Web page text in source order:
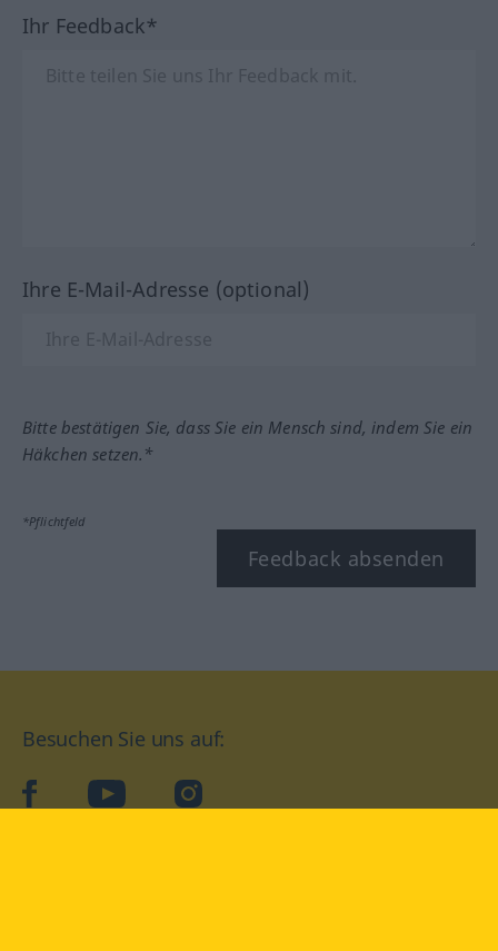
Ihr Feedback*
Ihre E-Mail-Adresse (optional)
Bitte bestätigen Sie, dass Sie ein Mensch sind, indem Sie ein
Häkchen setzen.*
*Pflichtfeld
Feedback absenden
Besuchen Sie uns auf:
facebookYouTube Instagram